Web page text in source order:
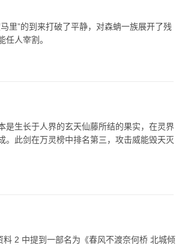
里”的到来打破了平静，对森蚺一族展开了残
人宰割。
是生长于人界的玄天仙藤所结的果实，在灵界
。此剑在万灵榜中排名第三，攻击威能毁天灭
料 2 中提到一部名为《春风不渡奈何桥 北城倾